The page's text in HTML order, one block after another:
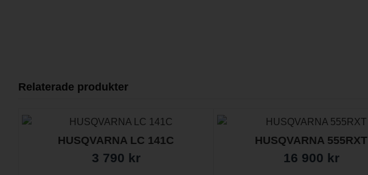
Relaterade produkter
HUSQVARNA LC 141C
3 790 kr
HUSQVARNA 555RXT
16 900 kr